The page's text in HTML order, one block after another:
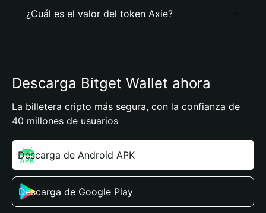
¿Cuál es el valor del token Axie?
Descarga Bitget Wallet ahora
La billetera cripto más segura, con la confianza de
40 millones de usuarios
Descarga de Android APK
Descarga de Google Play